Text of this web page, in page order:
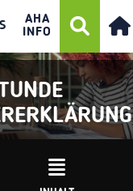
AHA
INFO